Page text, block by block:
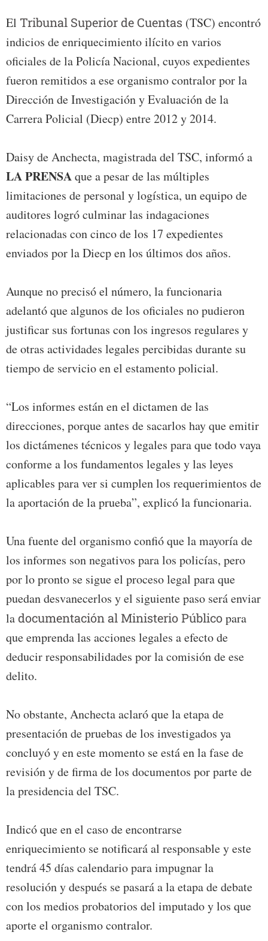
El Tribunal Superior de Cuentas (TSC) encontró
indicios de enriquecimiento ilícito en varios
oficiales de la Policía Nacional, cuyos expedientes
fueron remitidos a ese organismo contralor por la
Dirección de Investigación y Evaluación de la
Carrera Policial (Diecp) entre 2012 y 2014.
Daisy de Anchecta, magistrada del TSC, informó a
LA PRENSAque a pesar de las múltiples
limitaciones de personal y logística, un equipo de
auditores logró culminar las indagaciones
relacionadas con cinco de los 17 expedientes
enviados por la Diecp en los últimos dos años.
Aunque no precisó el número, la funcionaria
adelantó que algunos de los oficiales no pudieron
justificar sus fortunas con los ingresos regulares y
de otras actividades legales percibidas durante su
tiempo de servicio en el estamento policial.
“Los informes están en el dictamen de las
direcciones, porque antes de sacarlos hay que emitir
los dictámenes técnicos y legales para que todo vaya
conforme a los fundamentos legales y las leyes
aplicables para ver si cumplen los requerimientos de
la aportación de la prueba”, explicó la funcionaria.
Una fuente del organismo confió que la mayoría de
los informes son negativos para los policías, pero
por lo pronto se sigue el proceso legal para que
puedan desvanecerlos y el siguiente paso será enviar
ladocumentación al Ministerio Públicopara
que emprenda las acciones legales a efecto de
deducir responsabilidades por la comisión de ese
delito.
No obstante, Anchecta aclaró que la etapa de
presentación de pruebas de los investigados ya
concluyó y en este momento se está en la fase de
revisión y de firma de los documentos por parte de
la presidencia del TSC.
Indicó que en el caso de encontrarse
enriquecimiento se notificará al responsable y este
tendrá 45 días calendario para impugnar la
resolución y después se pasará a la etapa de debate
con los medios probatorios del imputado y los que
aporte el organismo contralor.